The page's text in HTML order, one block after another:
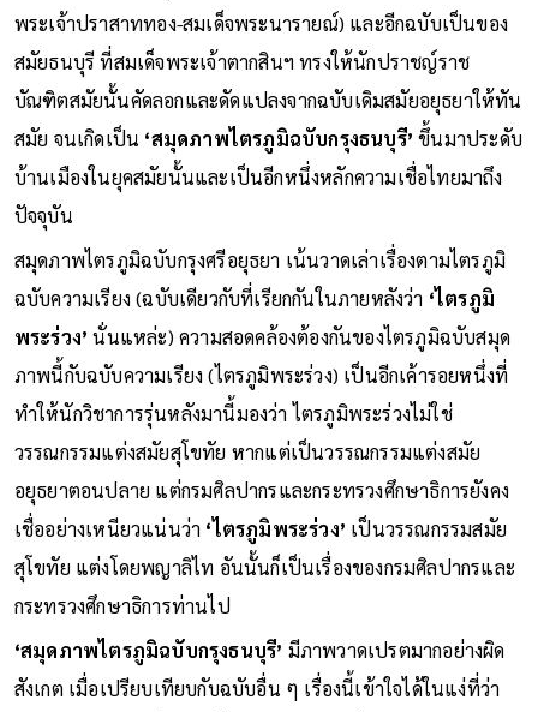
พระเจ้าปราสาททอง-สมเด็จพระนารายณ์) และอีกฉบับเป็นของ
สมัยธนบุรี ที่สมเด็จพระเจ้าตากสินฯ ทรงให้นักปราชญ์ราช
บัณฑิตสมัยนั้นคัดลอกและดัดแปลงจากฉบับเดิมสมัยอยุธยาให้ทัน
สมัย จนเกิดเป็น ‘สมุดภาพไตรภูมิฉบับกรุงธนบุรี’ขึ้นมาประดับ
บ้านเมืองในยุคสมัยนั้นและเป็นอีกหนึ่งหลักความเชื่อไทยมาถึง
ปัจจุบัน
สมุดภาพไตรภูมิฉบับกรุงศรีอยุธยา เน้นวาดเล่าเรื่องตามไตรภูมิ
ฉบับความเรียง (ฉบับเดียวกับที่เรียกกันในภายหลังว่า ‘ไตรภูมิ
พระร่วง’ นั่นแหล่ะ) ความสอดคล้องต้องกันของไตรภูมิฉบับสมุด
ภาพนี้กับฉบับความเรียง (ไตรภูมิพระร่วง) เป็นอีกเค้ารอยหนึ่งที่
ทำให้นักวิชาการรุ่นหลังมานี้มองว่า ไตรภูมิพระร่วงไม่ใช่
วรรณกรรมแต่งสมัยสุโขทัย หากแต่เป็นวรรณกรรมแต่งสมัย
อยุธยาตอนปลาย แต่กรมศิลปากรและกระทรวงศึกษาธิการยังคง
เชื่ออย่างเหนียวแน่นว่า ‘ไตรภูมิพระร่วง’ เป็นวรรณกรรมสมัย
สุโขทัย แต่งโดยพญาลิไท อันนั้นก็เป็นเรื่องของกรมศิลปากรและ
กระทรวงศึกษาธิการท่านไป
‘สมุดภาพไตรภูมิฉบับกรุงธนบุรี’ มีภาพวาดเปรตมากอย่างผิด
สังเกต เมื่อเปรียบเทียบกับฉบับอื่น ๆ เรื่องนี้เข้าใจได้ในแง่ที่ว่า